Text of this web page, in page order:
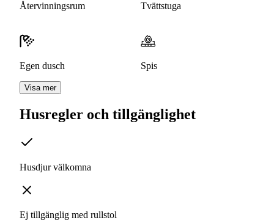
Återvinningsrum Tvättstuga
Egen dusch Spis
Visa mer
Husregler och tillgänglighet
Husdjur välkomna
Ej tillgänglig med rullstol